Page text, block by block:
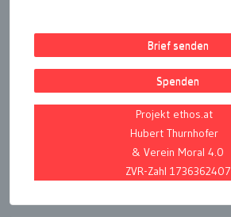
Brief senden
Spenden
Projekt ethos.at
Hubert Thurnhofer
& Verein Moral 4.0
ZVR-Zahl 1736362407